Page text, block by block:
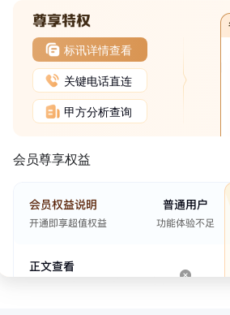
标讯详情查看
关键电话直连
甲方分析查询
会员尊享权益